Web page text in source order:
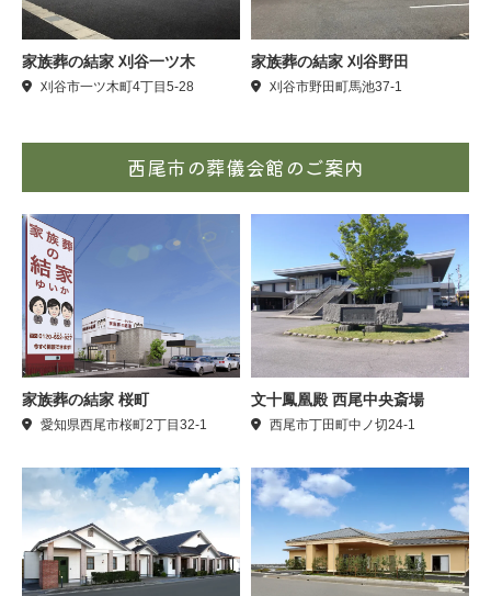
家族葬の結家 刈谷一ツ木
刈谷市一ツ木町4丁目5-28
家族葬の結家 刈谷野田
刈谷市野田町馬池37-1
西尾市の葬儀会館のご案内
家族葬の結家 桜町
愛知県西尾市桜町2丁目32-1
文十鳳凰殿 西尾中央斎場
西尾市丁田町中ノ切24-1